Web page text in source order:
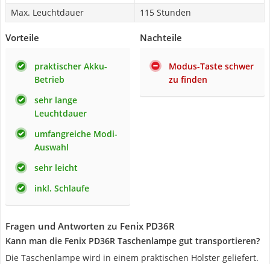
Max. Leuchtdauer
115 Stunden
Vorteile
praktischer Akku-
Betrieb
sehr lange
Leuchtdauer
umfangreiche Modi-
Auswahl
sehr leicht
inkl. Schlaufe
Nachteile
Modus-Taste schwer
zu finden
Fragen und Antworten zu Fenix PD36R
Kann man die Fenix PD36R Taschenlampe gut transportieren?
Die Taschenlampe wird in einem praktischen Holster geliefert.